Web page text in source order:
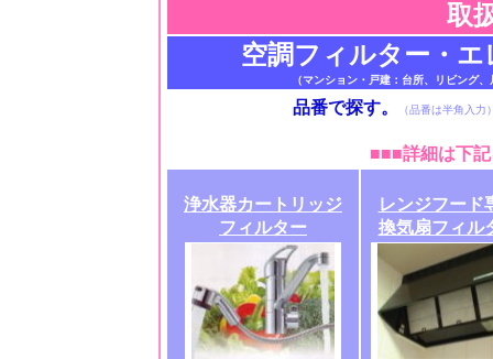
取
空調フィルター・
（マンション・戸建：台所、リビング
品番で探す。 （品番は半角入力
■■■詳細は下
浄水器カートリッジ
フィルター
レンジフード
換気扇フィル